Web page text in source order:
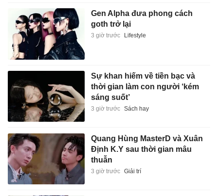
Gen Alpha đưa phong cách
goth trở lại
3 giờ trước Lifestyle
Sự khan hiếm về tiền bạc và
thời gian làm con người ‘kém
sáng suốt’
3 giờ trước Sách hay
Quang Hùng MasterD và Xuân
Định K.Y sau thời gian mâu
thuẫn
3 giờ trước Giải trí